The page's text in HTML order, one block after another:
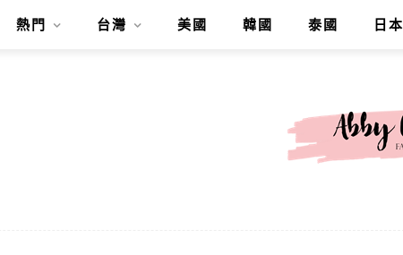
熱門 台灣 美國 韓國 泰國 日本